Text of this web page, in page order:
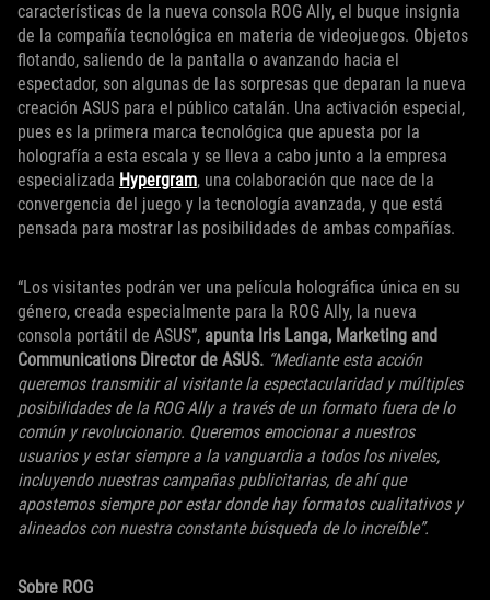
características de la nueva consola ROG Ally, el buque insignia
de la compañía tecnológica en materia de videojuegos. Objetos
flotando, saliendo de la pantalla o avanzando hacia el
espectador, son algunas de las sorpresas que deparan la nueva
creación ASUS para el público catalán. Una activación especial,
pues es la primera marca tecnológica que apuesta por la
holografía a esta escala y se lleva a cabo junto a la empresa
especializada Hypergram, una colaboración que nace de la
convergencia del juego y la tecnología avanzada, y que está
pensada para mostrar las posibilidades de ambas compañías.
“Los visitantes podrán ver una película holográfica única en su
género, creada especialmente para la ROG Ally, la nueva
consola portátil de ASUS”, apunta Iris Langa, Marketing and
Communications Director de ASUS. “Mediante esta acción
queremos transmitir al visitante la espectacularidad y múltiples
posibilidades de la ROG Ally a través de un formato fuera de lo
común y revolucionario. Queremos emocionar a nuestros
usuarios y estar siempre a la vanguardia a todos los niveles,
incluyendo nuestras campañas publicitarias, de ahí que
apostemos siempre por estar donde hay formatos cualitativos y
alineados con nuestra constante búsqueda de lo increíble”.
Sobre ROG